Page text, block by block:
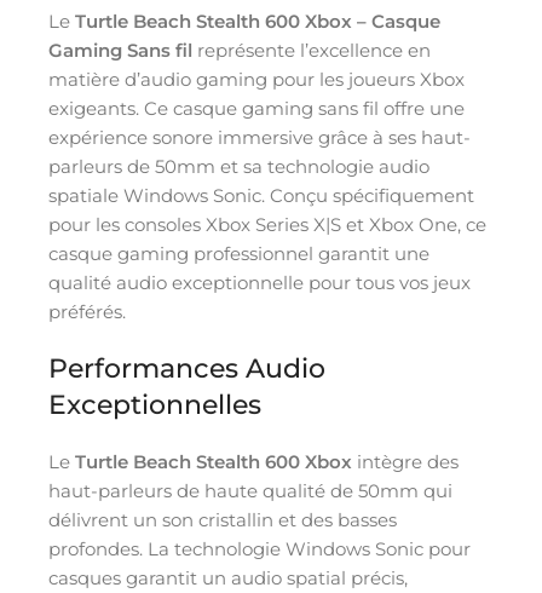
Le Turtle Beach Stealth 600 Xbox – Casque
Gaming Sans fil représente l’excellence en
matière d’audio gaming pour les joueurs Xbox
exigeants. Ce casque gaming sans fil offre une
expérience sonore immersive grâce à ses haut-
parleurs de 50mm et sa technologie audio
spatiale Windows Sonic. Conçu spécifiquement
pour les consoles Xbox Series X|S et Xbox One, ce
casque gaming professionnel garantit une
qualité audio exceptionnelle pour tous vos jeux
préférés.
Performances Audio
Exceptionnelles
Le Turtle Beach Stealth 600 Xbox intègre des
haut-parleurs de haute qualité de 50mm qui
délivrent un son cristallin et des basses
profondes. La technologie Windows Sonic pour
casques garantit un audio spatial précis,